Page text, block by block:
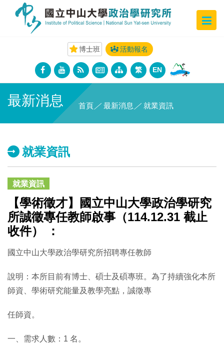
博士班 活動報名
繁 EN
最新消息 首頁 ／ 最新消息 ／ 就業資訊
就業資訊
就業資訊
【學術徵才】國立中山大學政治學研究
所誠徵專任教師啟事（114.12.31 截止
收件） ：
國立中山大學政治學研究所招聘專任教師
說明：本所目前有博士、碩士及碩專班。為了持續強化本所
師資、學術研究能量及教學亮點，誠徵專
任師資。
一、需求人數：1 名。